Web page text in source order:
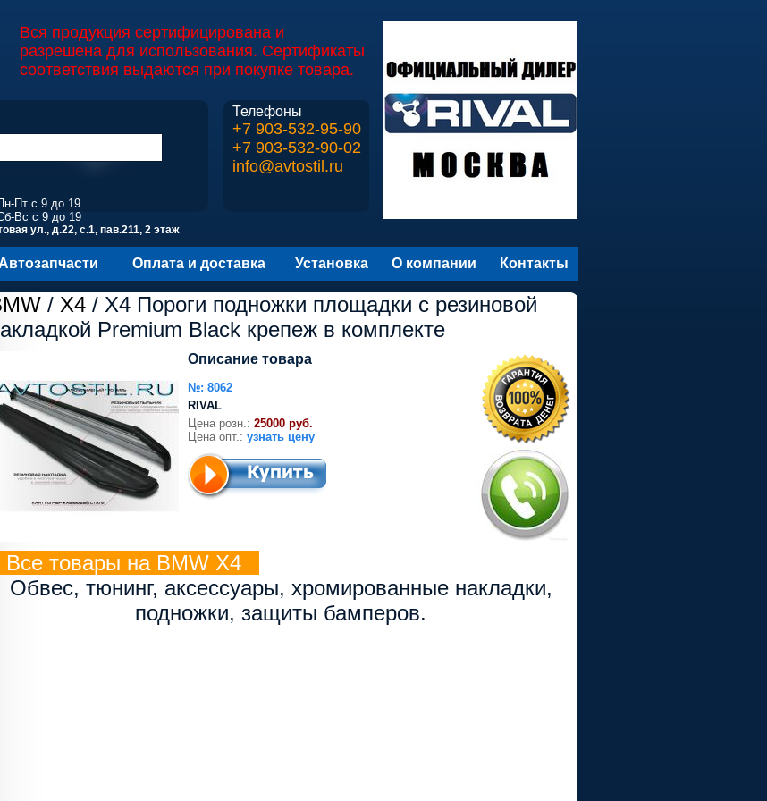
Вся продукция сертифицирована и
разрешена для использования. Сертификаты
соответствия выдаются при покупке товара.
Телефоны
+7 903-532-95-90
+7 903-532-90-02
info@avtostil.ru
Пт с 9 до 19
Вс с 9 до 19
ул., д.22, с.1, пав.211, 2 этаж
Оплата и доставка Установка О компании Контакты
/ X4 / X4 Пороги подножки площадки с резиновой
Premium Black крепеж в комплекте
Описание товара
№: 8062
RIVAL
Цена розн.: 25000 руб.
Цена опт.: узнать цену
Все товары на BMW X4
Обвес, тюнинг, аксессуары, хромированные накладки,
подножки, защиты бамперов.